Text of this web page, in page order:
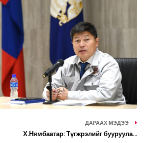
ДАРААХ МЭДЭЭ
Х.Нямбаатар: Түгжрэлийг бууруула...